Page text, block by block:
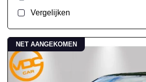
Vergelijken
NET AANGEKOMEN